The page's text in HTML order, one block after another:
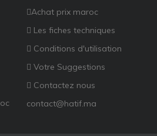
Achat prix maroc
Les fiches techniques
Conditions d'utilisation
Votre Suggestions
Contactez nous
contact@hatif.ma